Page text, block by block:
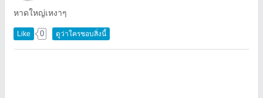
หาดใหญ่เหงาๆ
Like 0 ดูว่าใครชอบสิ่งนี้